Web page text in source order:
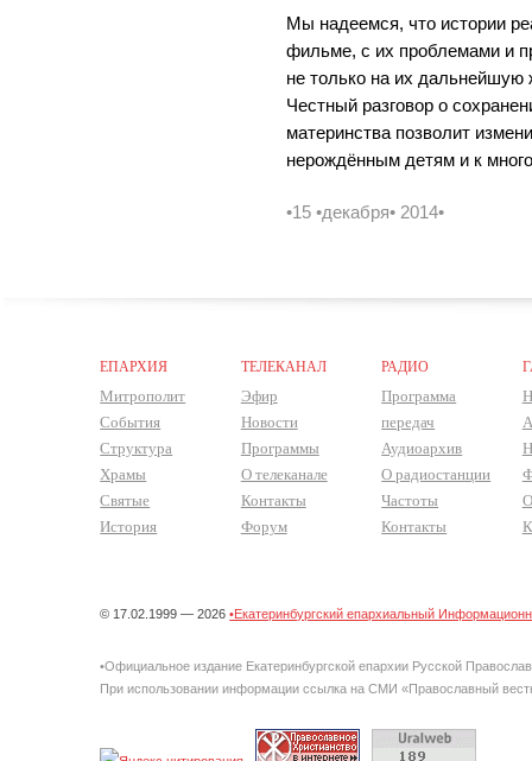
Мы надеемся, что истории
фильме, с их проблемами и
не только на их дальнейшую
Честный разговор о
материнства позволит
нерождённым детям и к
•15 •декабря• 2014•
ЕПАРХИЯ
Митрополит
События
Структура
Храмы
Святые
История
ТЕЛЕКАНАЛ
Эфир
Новости
Программы
О телеканале
Контакты
Форум
РАДИО
Программа
передач
Аудиоархив
О радиостанции
Частоты
Контакты
© 17.02.1999 — 2026•Екатеринбургский епархиальный
•Официальное издание Екатеринбургской епархии Русской
При использовании информации ссылка на СМИ «Православный